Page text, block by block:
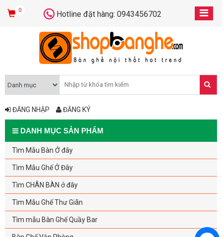
0 Hotline đặt hàng: 0943456702
ĐĂNG NHẬP ĐĂNG KÝ
DANH MỤC SẢN PHẨM
Tìm Mẫu Bàn Ở đây
Tìm Mẫu Ghế Ở Đây
Tìm CHÂN BÀN ở đây
Tìm Mẫu Ghế Thư Giãn
Tìm mẫu Bàn Ghế Quầy Bar